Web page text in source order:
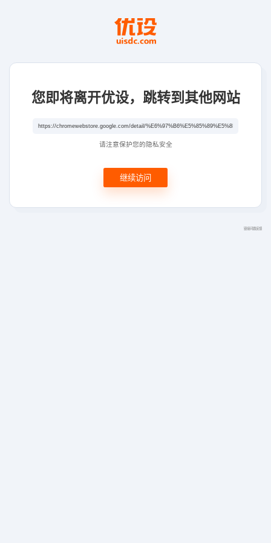
您即将离开优设，跳转到其他网站
请注意保护您的隐私安全
继续访问
链接问题反馈